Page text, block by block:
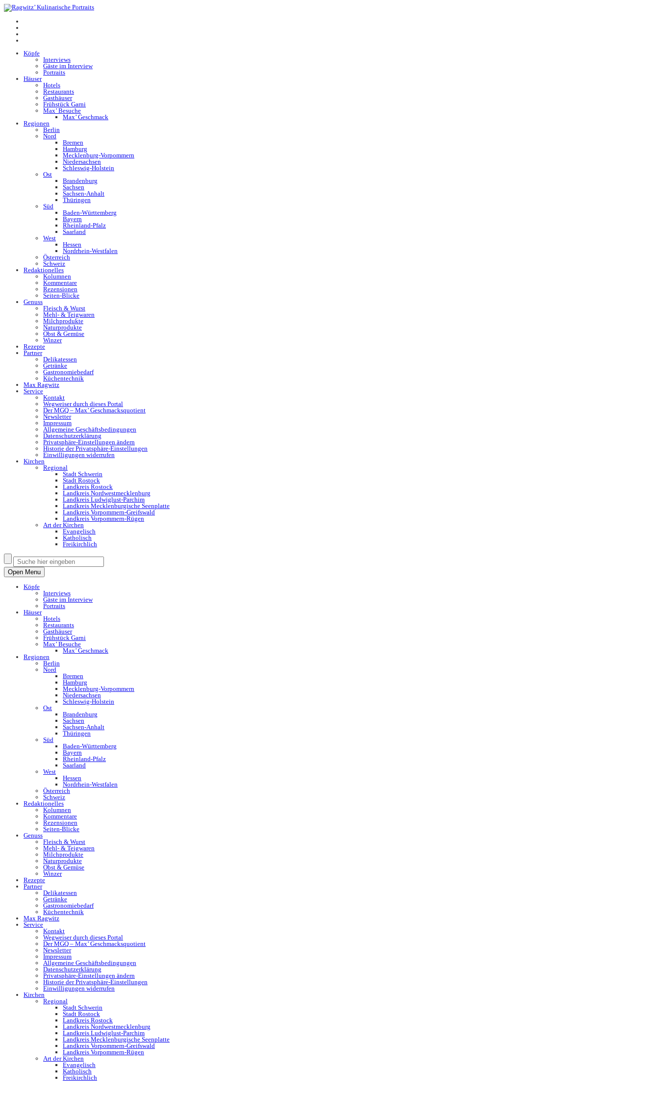
Köpfe
Interviews
Gäste im Interview
Portraits
Häuser
Hotels
Restaurants
Gasthäuser
Frühstück Garni
Max’ Besuche
Max’ Geschmack
Regionen
Berlin
Nord
Bremen
Hamburg
Mecklenburg-Vorpommern
Niedersachsen
Schleswig-Holstein
Ost
Brandenburg
Sachsen
Sachsen-Anhalt
Thüringen
Süd
Baden-Württemberg
Bayern
Rheinland-Pfalz
Saarland
West
Hessen
Nordrhein-Westfalen
Österreich
Schweiz
Redaktionelles
Kolumnen
Kommentare
Rezensionen
Seiten-Blicke
Genuss
Fleisch & Wurst
Mehl- & Teigwaren
Milchprodukte
Naturprodukte
Obst & Gemüse
Winzer
Rezepte
Partner
Delikatessen
Getränke
Gastronomiebedarf
Küchentechnik
Max Ragwitz
Service
Kontakt
Wegweiser durch dieses Portal
Der MGQ – Max’ Geschmacksquotient
Newsletter
Impressum
Allgemeine Geschäftsbedingungen
Datenschutzerklärung
Privatsphäre-Einstellungen ändern
Historie der Privatsphäre-Einstellungen
Einwilligungen widerrufen
Kirchen
Regional
Stadt Schwerin
Stadt Rostock
Landkreis Rostock
Landkreis Nordwestmecklenburg
Landkreis Ludwiglust-Parchim
Landkreis Mecklenburgische Seenplatte
Landkreis Vorpommern-Greifswald
Landkreis Vorpommern-Rügen
Art der Kirchen
Evangelisch
Katholisch
Freikirchlich
Open Menu
Köpfe
Interviews
Gäste im Interview
Portraits
Häuser
Hotels
Restaurants
Gasthäuser
Frühstück Garni
Max’ Besuche
Max’ Geschmack
Regionen
Berlin
Nord
Bremen
Hamburg
Mecklenburg-Vorpommern
Niedersachsen
Schleswig-Holstein
Ost
Brandenburg
Sachsen
Sachsen-Anhalt
Thüringen
Süd
Baden-Württemberg
Bayern
Rheinland-Pfalz
Saarland
West
Hessen
Nordrhein-Westfalen
Österreich
Schweiz
Redaktionelles
Kolumnen
Kommentare
Rezensionen
Seiten-Blicke
Genuss
Fleisch & Wurst
Mehl- & Teigwaren
Milchprodukte
Naturprodukte
Obst & Gemüse
Winzer
Rezepte
Partner
Delikatessen
Getränke
Gastronomiebedarf
Küchentechnik
Max Ragwitz
Service
Kontakt
Wegweiser durch dieses Portal
Der MGQ – Max’ Geschmacksquotient
Newsletter
Impressum
Allgemeine Geschäftsbedingungen
Datenschutzerklärung
Privatsphäre-Einstellungen ändern
Historie der Privatsphäre-Einstellungen
Einwilligungen widerrufen
Kirchen
Regional
Stadt Schwerin
Stadt Rostock
Landkreis Rostock
Landkreis Nordwestmecklenburg
Landkreis Ludwiglust-Parchim
Landkreis Mecklenburgische Seenplatte
Landkreis Vorpommern-Greifswald
Landkreis Vorpommern-Rügen
Art der Kirchen
Evangelisch
Katholisch
Freikirchlich